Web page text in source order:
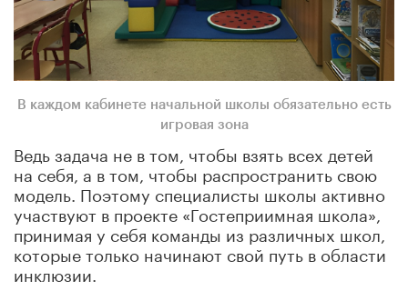
В каждом кабинете начальной школы обязательно есть
игровая зона
Ведь задача не в том, чтобы взять всех детей
на себя, а в том, чтобы распространить свою
модель. Поэтому специалисты школы активно
участвуют в проекте «Гостеприимная школа»,
принимая у себя команды из различных школ,
которые только начинают свой путь в области
инклюзии.